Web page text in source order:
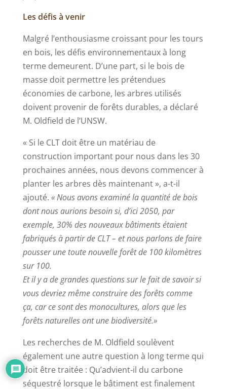
Les défis à venir
Malgré l’enthousiasme croissant pour les tours
en bois, les défis environnementaux à long
terme demeurent. D’une part, si le bois de
masse doit permettre les prétendues
économies de carbone, les arbres utilisés
doivent provenir de forêts durables, a déclaré
M. Oldfield de l’UNSW.
« Si le CLT doit être un matériau de
construction important pour nous dans les 30
prochaines années, nous devons commencer à
planter les arbres dès maintenant », a-t-il
ajouté. « Nous avons examiné la quantité de bois
dont nous aurions besoin si, d’ici 2050, par
exemple, 30% des nouveaux bâtiments étaient
fabriqués à partir de CLT – et nous parlons de faire
pousser une toute nouvelle forêt de 100 kilomètres
sur 100.
Et il y a de grandes questions sur le fait de savoir si
vous devriez même construire des forêts comme
ça, car ce sont des monocultures, alors que les
forêts naturelles ont une biodiversité.»
Les recherches de M. Oldfield soulèvent
également une autre question à long terme qui
doit être traitée : Qu’advient-il du carbone
séquestré lorsque le bâtiment est finalement